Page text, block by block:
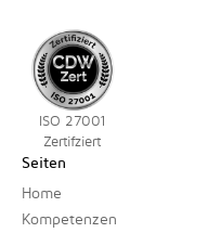
ISO 27001
Zertifziert
Seiten
Home
Kompetenzen